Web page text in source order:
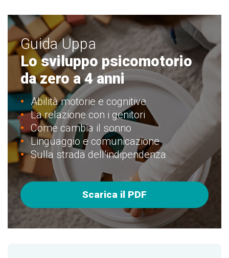
Guida Uppa
Lo sviluppo psicomotorio
da zero a 4 anni
Abilità motorie e cognitive
La relazione con i genitori
Come cambia il sonno
Linguaggio e comunicazione
Sulla strada dell’indipendenza
Scarica il PDF